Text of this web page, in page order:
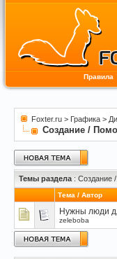
Правила
Foxter.ru > Графика >
Создание /
Темы раздела : Создание
Тема / Автор
Нужны люди
zeleboba